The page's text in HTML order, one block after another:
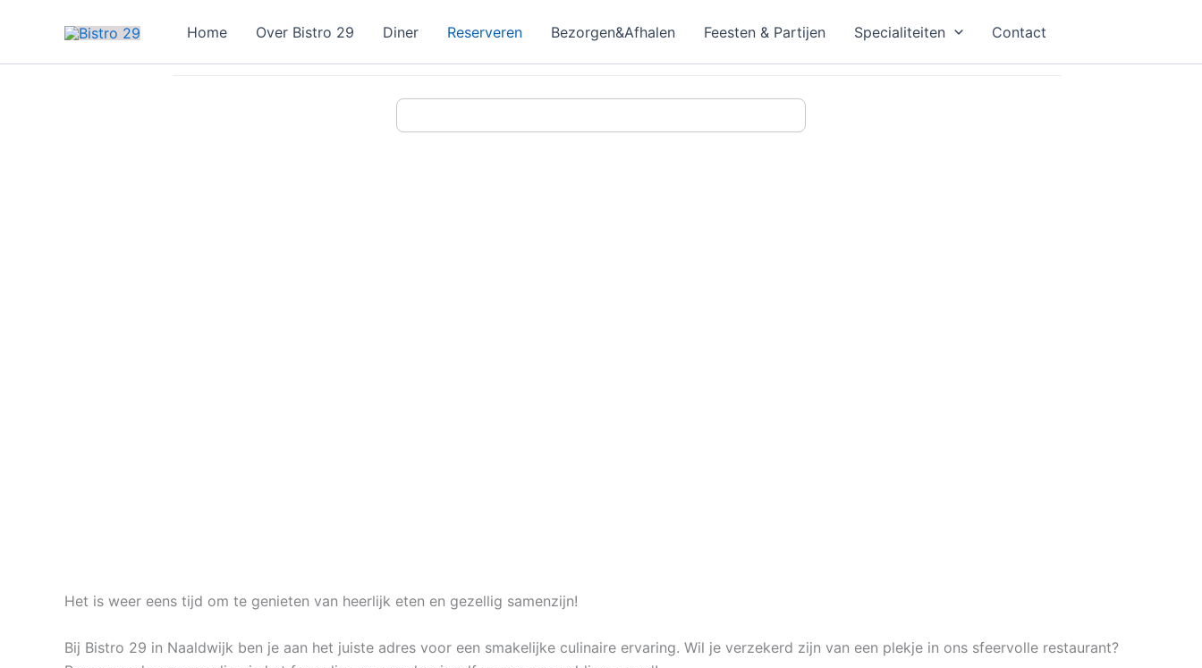
Home Over Bistro 29 Diner Reserveren Bezorgen&Afhalen Feesten & Partijen Specialiteiten Contact
Het is weer eens tijd om te genieten van heerlijk eten en gezellig samenzijn!
Bij Bistro 29 in Naaldwijk ben je aan het juiste adres voor een smakelijke culinaire ervaring. Wil je verzekerd zijn van een plekje in ons sfeervolle restaurant?